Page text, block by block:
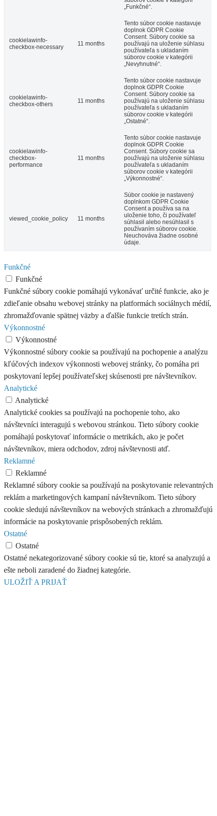
„Funkčné“.
cookielawinfo-
checkbox-necessary
11 months
Tento súbor cookie nastavuje
doplnok GDPR Cookie
Consent. Súbory cookie sa
používajú na uloženie súhlasu
používateľa s ukladaním
súborov cookie v kategórii
„Nevyhnutné“.
cookielawinfo-
checkbox-others
11 months
Tento súbor cookie nastavuje
doplnok GDPR Cookie
Consent. Súbory cookie sa
používajú na uloženie súhlasu
používateľa s ukladaním
súborov cookie v kategórii
„Ostatné“.
cookielawinfo-
checkbox-
performance
11 months
Tento súbor cookie nastavuje
doplnok GDPR Cookie
Consent. Súbory cookie sa
používajú na uloženie súhlasu
používateľa s ukladaním
súborov cookie v kategórii
„Výkonnostné“.
viewed_cookie_policy 11 months
Súbor cookie je nastavený
doplnkom GDPR Cookie
Consent a používa sa na
uloženie toho, či používateľ
súhlasil alebo nesúhlasil s
používaním súborov cookie.
Neuchováva žiadne osobné
údaje.
Funkčné
Funkčné
Funkčné súbory cookie pomáhajú vykonávať určité funkcie, ako je
zdieľanie obsahu webovej stránky na platformách sociálnych médií,
zhromažďovanie spätnej väzby a ďalšie funkcie tretích strán.
Výkonnostné
Výkonnostné
Výkonnostné súbory cookie sa používajú na pochopenie a analýzu
kľúčových indexov výkonnosti webovej stránky, čo pomáha pri
poskytovaní lepšej používateľskej skúsenosti pre návštevníkov.
Analytické
Analytické
Analytické cookies sa používajú na pochopenie toho, ako
návštevníci interagujú s webovou stránkou. Tieto súbory cookie
pomáhajú poskytovať informácie o metrikách, ako je počet
návštevníkov, miera odchodov, zdroj návštevnosti atď.
Reklamné
Reklamné
Reklamné súbory cookie sa používajú na poskytovanie relevantných
reklám a marketingových kampaní návštevníkom. Tieto súbory
cookie sledujú návštevníkov na webových stránkach a zhromažďujú
informácie na poskytovanie prispôsobených reklám.
Ostatné
Ostatné
Ostatné nekategorizované súbory cookie sú tie, ktoré sa analyzujú a
ešte neboli zaradené do žiadnej kategórie.
ULOŽIŤ A PRIJAŤ